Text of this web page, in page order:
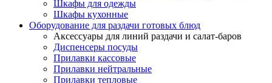
Шкафы для одежды
Шкафы кухонные
Оборудование для раздачи готовых блюд
Аксессуары для линий раздачи и салат-баров
Диспенсеры посуды
Прилавки кассовые
Прилавки нейтральные
Прилавки тепловые